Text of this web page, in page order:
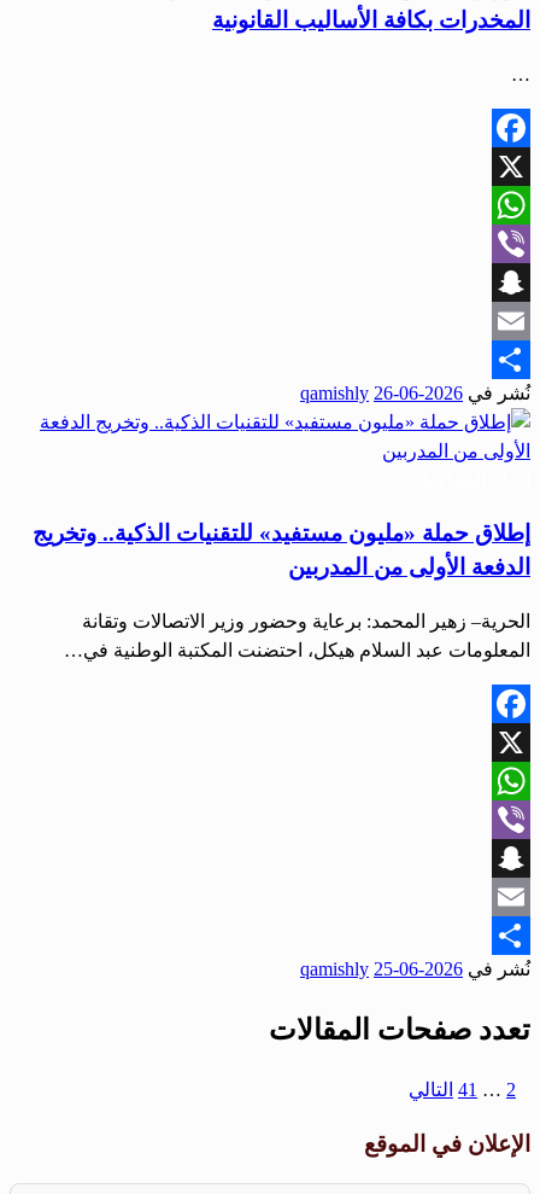
المخدرات بكافة الأساليب القانونية
…
Facebook
X
WhatsApp
Viber
Snapchat
Email
Share
نُشر في 2026-06-26
qamishly
إطلاق حملة «مليون مستفيد» للتقنيات الذكية.. وتخريج
الدفعة الأولى من المدربين
الحرية– زهير المحمد: برعاية وحضور وزير الاتصالات وتقانة
المعلومات عبد السلام هيكل، احتضنت المكتبة الوطنية في…
Facebook
X
WhatsApp
Viber
Snapchat
Email
Share
نُشر في 2026-06-25
qamishly
تعدد صفحات المقالات
2
…
41 التالي
الإعلان في الموقع